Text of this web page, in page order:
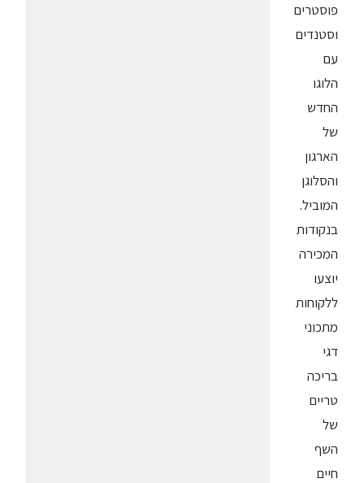
פוסטרים
וסטנדים
עם
הלוגו
החדש
של
הארגון
והסלוגן
המוביל.
בנקודות
המכירה
יוצעו
ללקוחות
מתכוני
דגי
בריכה
טריים
של
השף
חיים